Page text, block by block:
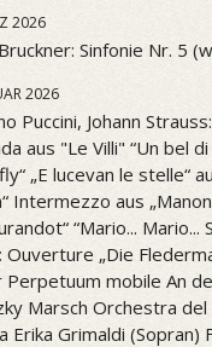
2026
Sinfonie Nr. 5
2026
Puccini, Johann
aus "Le Villi" “Un bel
„E lucevan le stelle“
Intermezzo aus
“Mario... Mario...
Ouverture „Die
Perpetuum mobile An
Marsch Orchestra
Erika Grimaldi (Sopran)